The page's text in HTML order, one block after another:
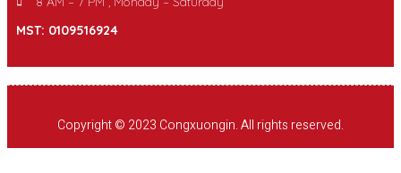
MST: 0109516924
Copyright © 2023 Congxuongin. All rights reserved.